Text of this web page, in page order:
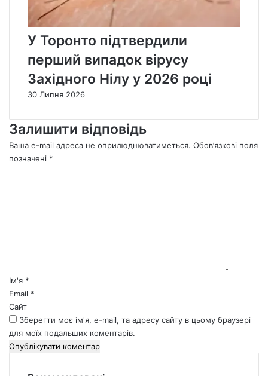
У Торонто підтвердили
перший випадок вірусу
Західного Нілу у 2026 році
30 Липня 2026
Залишити відповідь
Ваша e-mail адреса не оприлюднюватиметься. Обов’язкові поля
позначені *
*Ім'я *
Email *
Сайт
Зберегти моє ім'я, e-mail, та адресу сайту в цьому браузері
для моїх подальших коментарів.